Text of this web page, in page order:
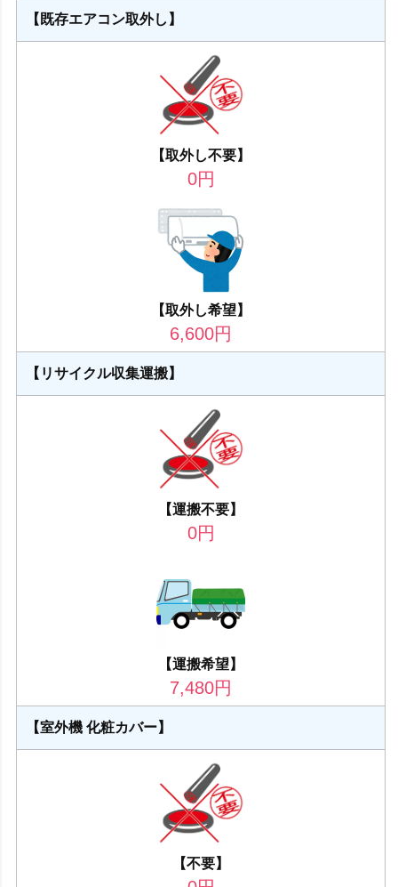
【既存エアコン取外し】
【取外し不要】
0円
【取外し希望】
6,600円
【リサイクル収集運搬】
【運搬不要】
0円
【運搬希望】
7,480円
【室外機 化粧カバー】
【不要】